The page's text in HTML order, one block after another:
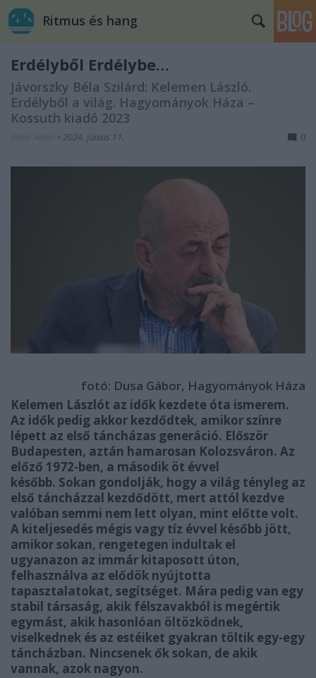
Ritmus és hang
Erdélyből Erdélybe…
Jávorszky Béla Szilárd: Kelemen László.
Erdélyből a világ. Hagyományok Háza –
Kossuth kiadó 2023
Fehér Anikó • 2024. június 11. 0
fotó: Dusa Gábor, Hagyományok Háza
Kelemen Lászlót az idők kezdete óta ismerem.
Az idők pedig akkor kezdődtek, amikor színre
lépett az első táncházas generáció. Először
Budapesten, aztán hamarosan Kolozsváron. Az
előző 1972-ben, a második öt évvel
később. Sokan gondolják, hogy a világ tényleg az
első táncházzal kezdődött, mert attól kezdve
valóban semmi nem lett olyan, mint előtte volt.
A kiteljesedés mégis vagy tíz évvel később jött,
amikor sokan, rengetegen indultak el
ugyanazon az immár kitaposott úton,
felhasználva az elődök nyújtotta
tapasztalatokat, segítséget. Mára pedig van egy
stabil társaság, akik félszavakból is megértik
egymást, akik hasonlóan öltözködnek,
viselkednek és az estéiket gyakran töltik egy-egy
táncházban. Nincsenek ők sokan, de akik
vannak, azok nagyon.